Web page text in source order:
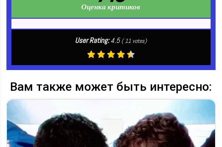
Оценка критиков
User Rating:4.5 (11 votes)
Вам также может быть интересно: